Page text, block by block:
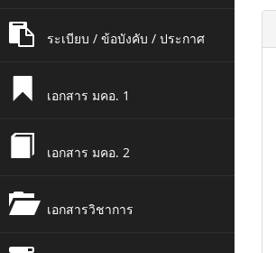
ระเบียบ / ข้อบังคับ / ประกาศ
เอกสาร มคอ. 1
เอกสาร มคอ. 2
เอกสารวิชาการ